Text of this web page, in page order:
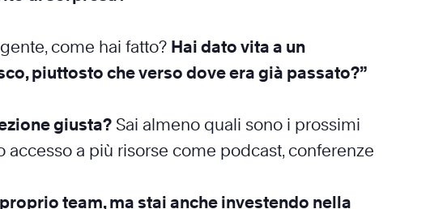
come hai fatto? Hai dato vita a un
piuttosto che verso dove era già passato?”
giusta? Sai almeno quali sono i prossimi
accesso a più risorse come podcast, conferenze
team, ma stai anche investendo nella